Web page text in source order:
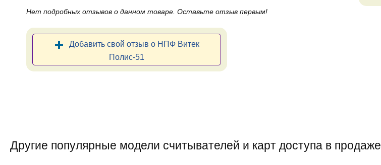
Нет подробных отзывов о данном товаре. Оставьте отзыв первым!
Добавить свой отзыв о НПФ Витек
Полис-51
Другие популярные модели считывателей и карт доступа в продаже